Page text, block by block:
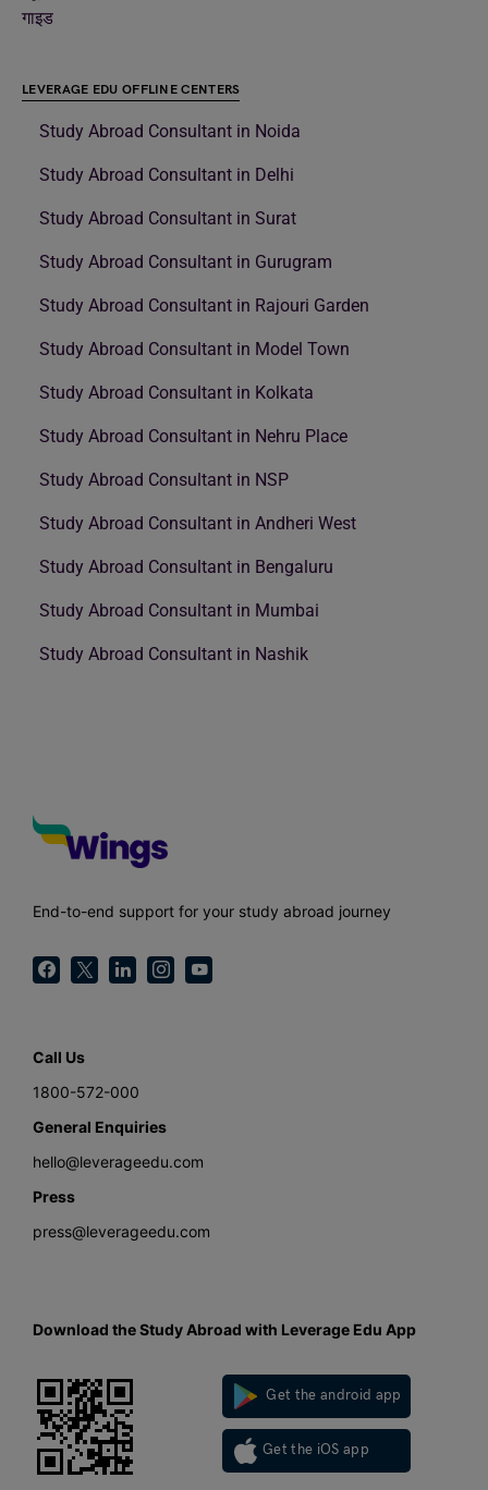
गाइड
LEVERAGE EDU OFFLINE CENTERS
Study Abroad Consultant in Noida
Study Abroad Consultant in Delhi
Study Abroad Consultant in Surat
Study Abroad Consultant in Gurugram
Study Abroad Consultant in Rajouri Garden
Study Abroad Consultant in Model Town
Study Abroad Consultant in Kolkata
Study Abroad Consultant in Nehru Place
Study Abroad Consultant in NSP
Study Abroad Consultant in Andheri West
Study Abroad Consultant in Bengaluru
Study Abroad Consultant in Mumbai
Study Abroad Consultant in Nashik
End-to-end support for your study abroad journey
Call Us
1800-572-000
General Enquiries
hello@leverageedu.com
Press
press@leverageedu.com
Download the Study Abroad with Leverage Edu App
Get the android app
Get the iOS app